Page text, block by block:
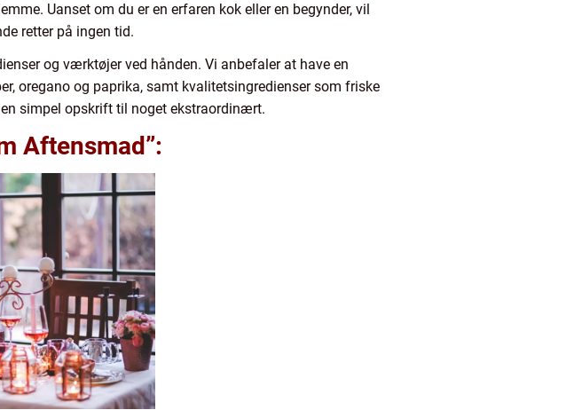
Uanset om du er en erfaren kok eller en begynder, vil
retter på ingen tid.
og værktøjer ved hånden. Vi anbefaler at have en
oregano og paprika, samt kvalitetsingredienser som friske
simpel opskrift til noget ekstraordinært.
Aftensmad”: